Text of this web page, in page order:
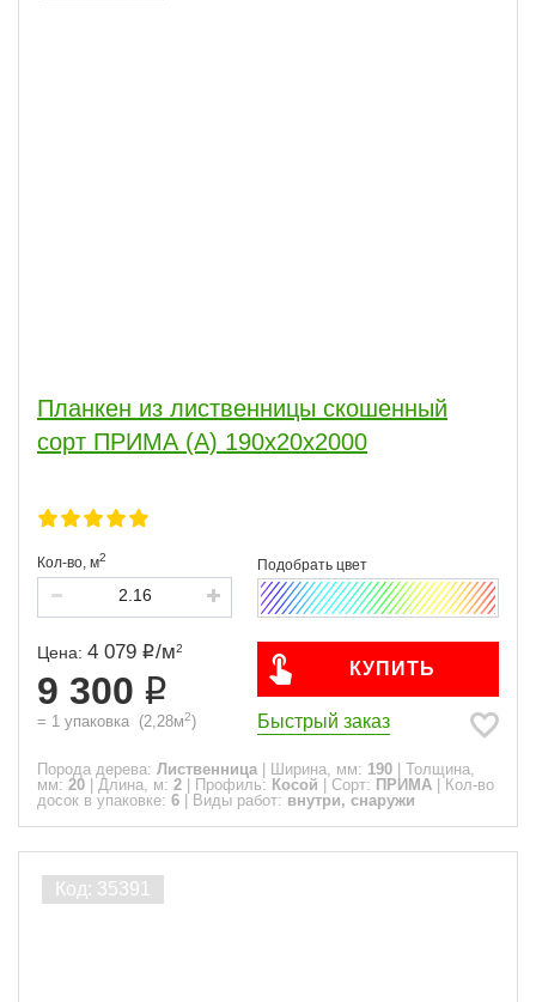
Планкен из лиственницы скошенный
сорт ПРИМА (А) 190x20x2000
Кол-во, м2
Цена: 4 079 /м2
9 300
= 1 упаковка (2,28м2)
КУПИТЬ
Быстрый заказ
Порода дерева: Лиственница Ширина, мм: 190
Толщина,
мм: 20 Длина, м: 2 Профиль: Косой Сорт: ПРИМА
Кол-во
досок в упаковке: 6 Виды работ: внутри, снаружи